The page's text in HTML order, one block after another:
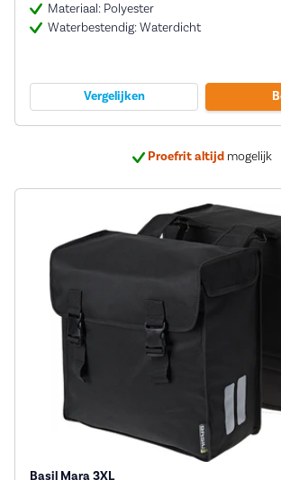
Materiaal: Polyester
Waterbestendig: Waterdicht
Vergelijken
Proefrit altijdmogelijk
Basil Mara 3XL